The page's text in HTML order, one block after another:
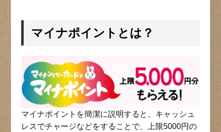
マイナポイントとは？
マイナポイントを簡潔に説明すると、キャッシュ
レスでチャージなどをすることで、上限5000円の